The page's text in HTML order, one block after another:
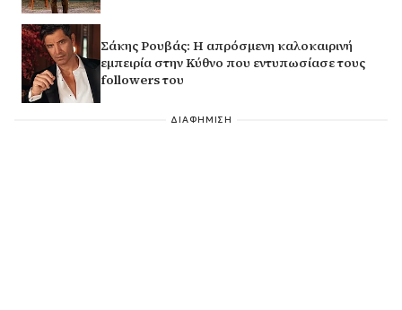
Σάκης Ρουβάς: Η απρόσμενη καλοκαιρινή
εμπειρία στην Κύθνο που εντυπωσίασε τους
followers του
ΔΙΑΦΗΜΙΣΗ